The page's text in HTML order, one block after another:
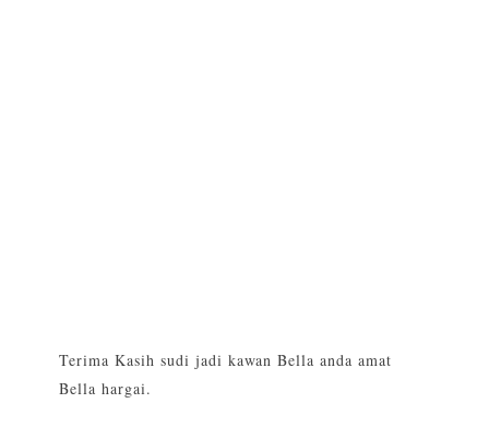
Terima Kasih sudi jadi kawan Bella anda amat
Bella hargai.